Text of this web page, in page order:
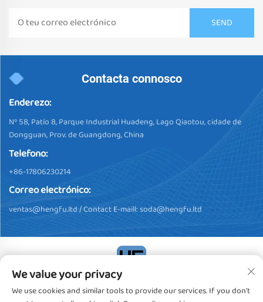
Contacta connosco
Enderezo:
Nº 58, Patío 8, Parque Industrial Huadeng, Lago Qiaotou, cidade de
Dongguan, Prov. de Guangdong, China
Telefono:
+86-17806230214
Correo electrónico:
ventas@hengfu.ltd/ Contact E-maill:soda@hengfu.ltd
Dereitos de autor © 2024, Dongguan Hengfu Plastic Products Co.,
We value your privacy
We use cookies and similar tools to provide our services. If you don't